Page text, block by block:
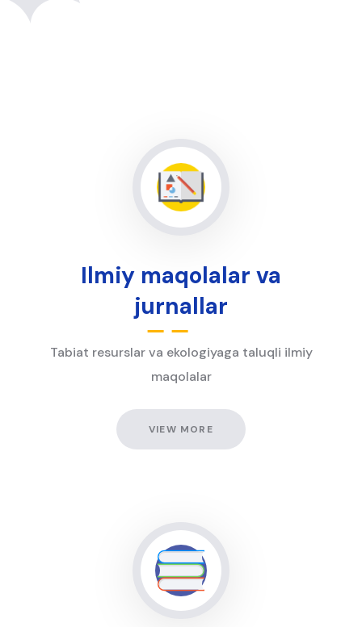
Ilmiy maqolalar va
jurnallar
Tabiat resurslar va ekologiyaga taluqli ilmiy
maqolalar
VIEW MORE